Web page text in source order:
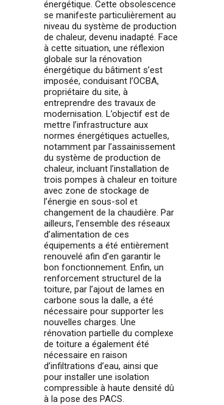
énergétique. Cette obsolescence
se manifeste particulièrement au
niveau du système de production
de chaleur, devenu inadapté. Face
à cette situation, une réflexion
globale sur la rénovation
énergétique du bâtiment s’est
imposée, conduisant l’OCBA,
propriétaire du site, à
entreprendre des travaux de
modernisation. L’objectif est de
mettre l’infrastructure aux
normes énergétiques actuelles,
notamment par l’assainissement
du système de production de
chaleur, incluant l’installation de
trois pompes à chaleur en toiture
avec zone de stockage de
l’énergie en sous-sol et
changement de la chaudière. Par
ailleurs, l’ensemble des réseaux
d’alimentation de ces
équipements a été entièrement
renouvelé afin d’en garantir le
bon fonctionnement. Enfin, un
renforcement structurel de la
toiture, par l’ajout de lames en
carbone sous la dalle, a été
nécessaire pour supporter les
nouvelles charges. Une
rénovation partielle du complexe
de toiture a également été
nécessaire en raison
d’infiltrations d’eau, ainsi que
pour installer une isolation
compressible à haute densité dû
à la pose des PACS.